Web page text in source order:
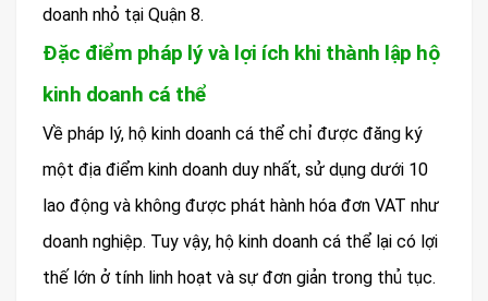
doanh nhỏ tại Quận 8.
Đặc điểm pháp lý và lợi ích khi thành lập hộ
kinh doanh cá thể
Về pháp lý, hộ kinh doanh cá thể chỉ được đăng ký
một địa điểm kinh doanh duy nhất, sử dụng dưới 10
lao động và không được phát hành hóa đơn VAT như
doanh nghiệp. Tuy vậy, hộ kinh doanh cá thể lại có lợi
thế lớn ở tính linh hoạt và sự đơn giản trong thủ tục.